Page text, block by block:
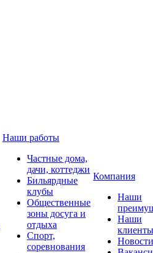
Наши работы
Частные дома,
дачи, коттеджи
Бильярдные
клубы
Общественные
зоны досуга и
отдыха
Спорт,
соревнования
Компания
Наши
Наши
клиенты
Новости